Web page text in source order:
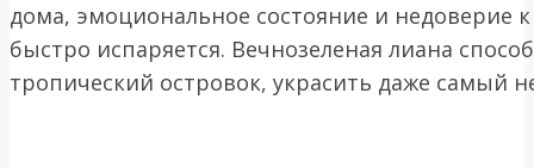
дома, эмоциональное состояние и недоверие
быстро испаряется. Вечнозеленая лиана
тропический островок, украсить даже самый